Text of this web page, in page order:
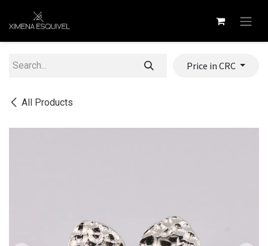
All Products
Price in CRC